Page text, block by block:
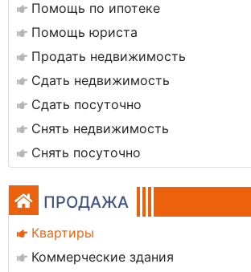
Помощь по ипотеке
Помощь юриста
Продать недвижимость
Сдать недвижимость
Сдать посуточно
Снять недвижимость
Снять посуточно
ПРОДАЖА
Квартиры
Коммерческие здания